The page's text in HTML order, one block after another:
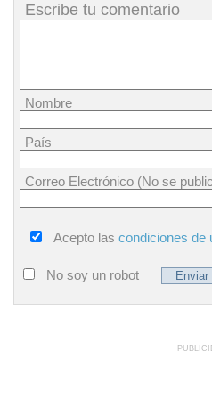
Escribe tu comentario
Nombre
País
Correo Electrónico (No se
Acepto las condiciones de
No soy un robot